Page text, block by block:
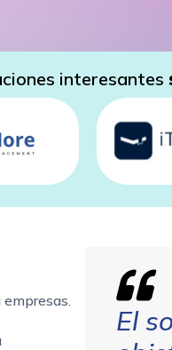
interesantes
El